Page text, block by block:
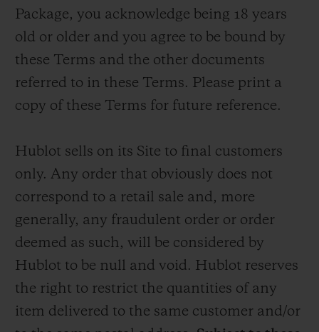
Package, you acknowledge being 18 years
old or older and you agree to be bound by
these Terms and the other documents
referred to in these Terms. Please print a
copy of these Terms for future reference.
Hublot sells on its Site to final customers
only. Any order that obviously does not
correspond to a retail sale and, more
generally, any fraudulent order or order
deemed as such, will be considered by
Hublot to be null and void. Hublot reserves
the right to restrict the quantities of any
item delivered to the same customer and/or